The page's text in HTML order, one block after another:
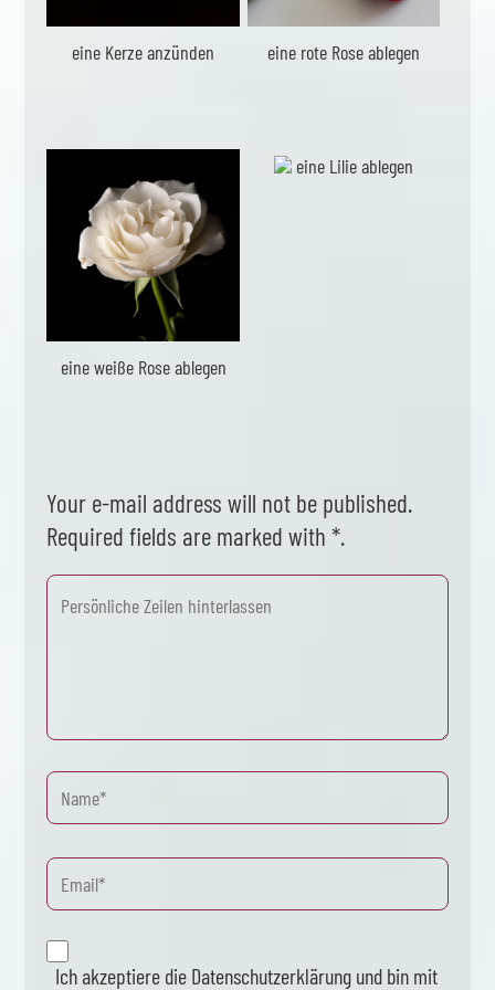
eine Kerze anzünden eine rote Rose ablegen
eine weiße Rose ablegen
eine Lilie ablegen
Your e-mail address will not be published.
Required fields are marked with *.
Ich akzeptiere die Datenschutzerklärung und bin mit